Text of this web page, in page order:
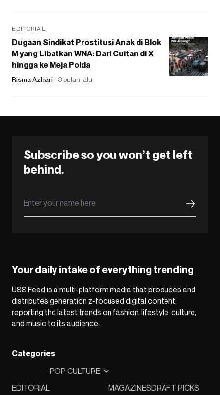
EDITORIAL
Dugaan Sindikat Prostitusi Anak di Blok
M yang Libatkan WNA: Dari Cuitan di X
hingga ke Meja Polda
Risma Azhari 3 bulan lalu
Subscribe so you won’t get left
behind.
Your daily intake of everything trending
USS Feed is a multi-platform media that produces and
distributes generation z-focused digital content,
reporting the latest trends on fashion, lifestyle, culture,
and music to its audience.
Categories
EDITORIAL
POP CULTURE
MAGAZINESDRAFT PICKS